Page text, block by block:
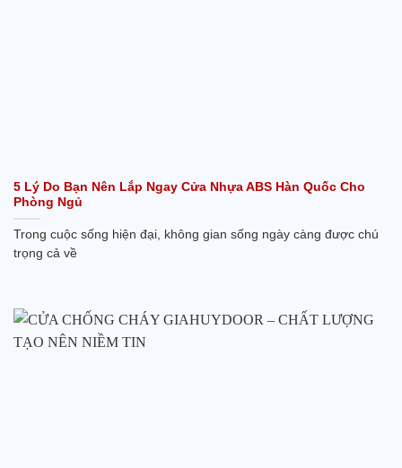
5 Lý Do Bạn Nên Lắp Ngay Cửa Nhựa ABS Hàn Quốc Cho
Phòng Ngủ
Trong cuộc sống hiện đại, không gian sống ngày càng được chú
trọng cả về